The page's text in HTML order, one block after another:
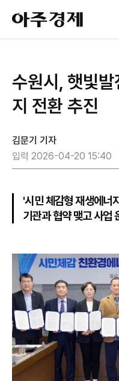
아
주
경
수원시, 햇빛발
지 전환 추진
김문기 기자
입력 2026-04-20 15:40
'시민 체감형 재생에너
기관과 협약 맺고 사업